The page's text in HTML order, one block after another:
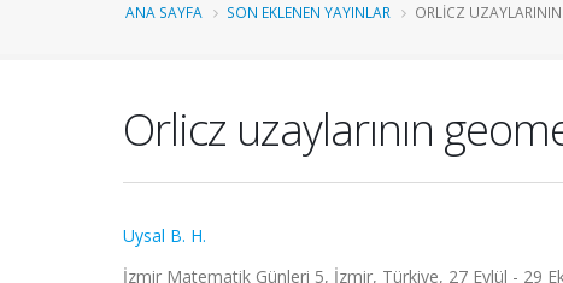
ANA SAYFA SON EKLENEN YAYINLAR ORLICZ UZAYLARININ
Orlicz uzaylarının
Uysal B. H.
İzmir Matematik Günleri 5, İzmir, Türkiye, 27 Eylül - 29